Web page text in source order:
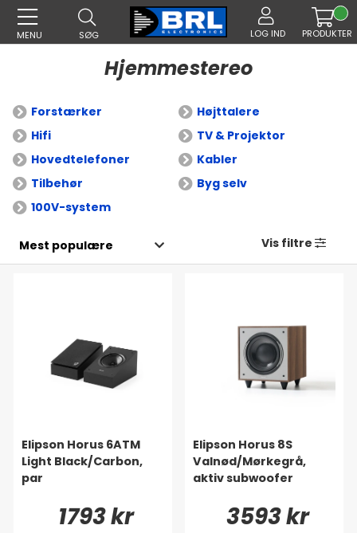
MENU SØG LOG IND PRODUKTER
Hjemmestereo
Forstærker
Højttalere
Hifi
TV & Projektor
Hovedtelefoner
Kabler
Tilbehør
Byg selv
100V-system
Vis filtre
Elipson Horus 6ATM
Light Black/Carbon,
par
1793 kr
Elipson Horus 8S
Valnød/Mørkegrå,
aktiv subwoofer
3593 kr